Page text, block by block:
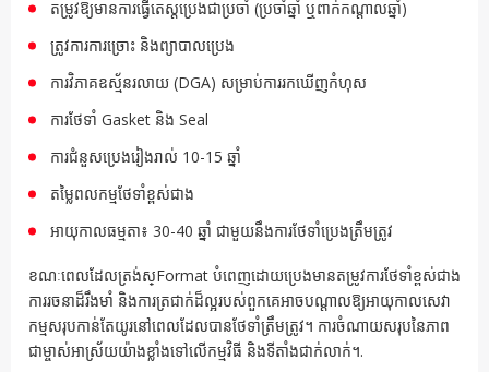
តម្រូវឱ្យមានការធ្វើតេស្តប្រេងជាប្រចាំ (ប្រចាំឆ្នាំ ឬពាក់កណ្តាលឆ្នាំ)
ត្រូវការការច្រោះ និងព្យាបាលប្រេង
ការវិភាគឧស្ម័នរលាយ (DGA) សម្រាប់ការរកឃើញកំហុស
ការថែទាំ Gasket និង Seal
ការជំនួសប្រេងរៀងរាល់ 10-15 ឆ្នាំ
តម្លៃពលកម្មថែទាំខ្ពស់ជាង
អាយុកាលធម្មតា៖ 30-40 ឆ្នាំ ជាមួយនឹងការថែទាំប្រេងត្រឹមត្រូវ
ខណៈពេលដែលត្រង់ស្Format បំពេញដោយប្រេងមានតម្រូវការថែទាំខ្ពស់ជាង
ការរចនាដ៏រឹងមាំ និងការត្រជាក់ដ៏ល្អរបស់ពួកគេអាចបណ្តាលឱ្យអាយុកាលសេវា
កម្មសរុបកាន់តែយូរនៅពេលដែលបានថែទាំត្រឹមត្រូវ។ ការចំណាយសរុបនៃភាព
ជាម្ចាស់អាស្រ័យយ៉ាងខ្លាំងទៅលើកម្មវិធី និងទីតាំងជាក់លាក់។.